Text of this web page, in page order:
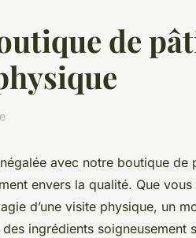
de
avec notre boutique de
envers la qualité. Que
d’une visite physique, un
ingrédients soigneusement